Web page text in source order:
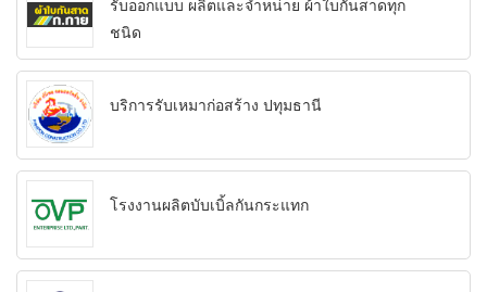
รับออกแบบ ผลิตและจำหน่าย ผ้าใบกันสาดทุก
ชนิด
บริการรับเหมาก่อสร้าง ปทุมธานี
โรงงานผลิตบับเบิ้ลกันกระแทก